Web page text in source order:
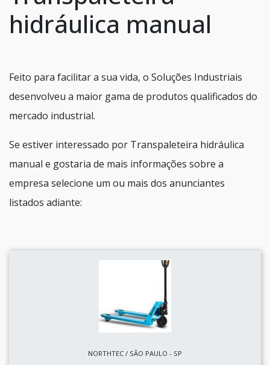
hidráulica manual
Feito para facilitar a sua vida, o Soluções Industriais
desenvolveu a maior gama de produtos qualificados do
mercado industrial.
Se estiver interessado por Transpaleteira hidráulica
manual e gostaria de mais informações sobre a
empresa selecione um ou mais dos anunciantes
listados adiante:
NORTHTEC / SÃO PAULO - SP